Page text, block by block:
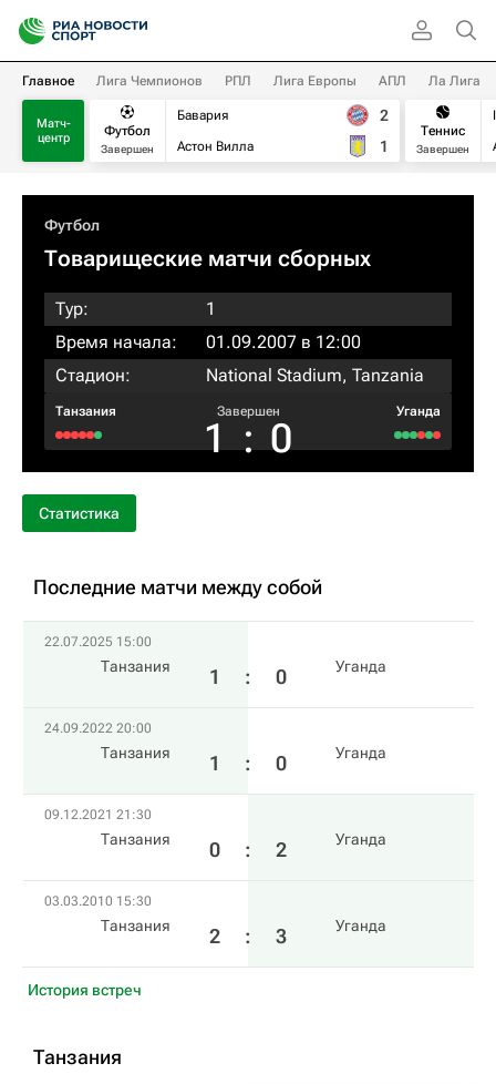
Главное Лига Чемпионов РПЛ Лига Европы АПЛ Ла Лига
Матч-
центр
Футбол
Завершен
Бавария
Астон Вилла
2
1
Теннис
Завершен
Футбол
Товарищеские матчи сборных
Тур:
1
Время начала:
01.09.2007 в 12:00
Стадион:
National Stadium, Tanzania
Танзания Завершен
1 : 0
Уганда
Статистика
Последние матчи между собой
22.07.2025 15:00
Танзания 1 : 0 Уганда
24.09.2022 20:00
Танзания 1 : 0 Уганда
09.12.2021 21:30
Танзания 0 : 2 Уганда
03.03.2010 15:30
Танзания 2 : 3 Уганда
История встреч
Танзания